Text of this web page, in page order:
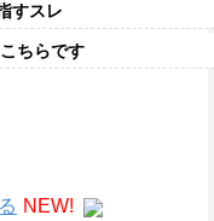
すスレ
ちらです
NEW!